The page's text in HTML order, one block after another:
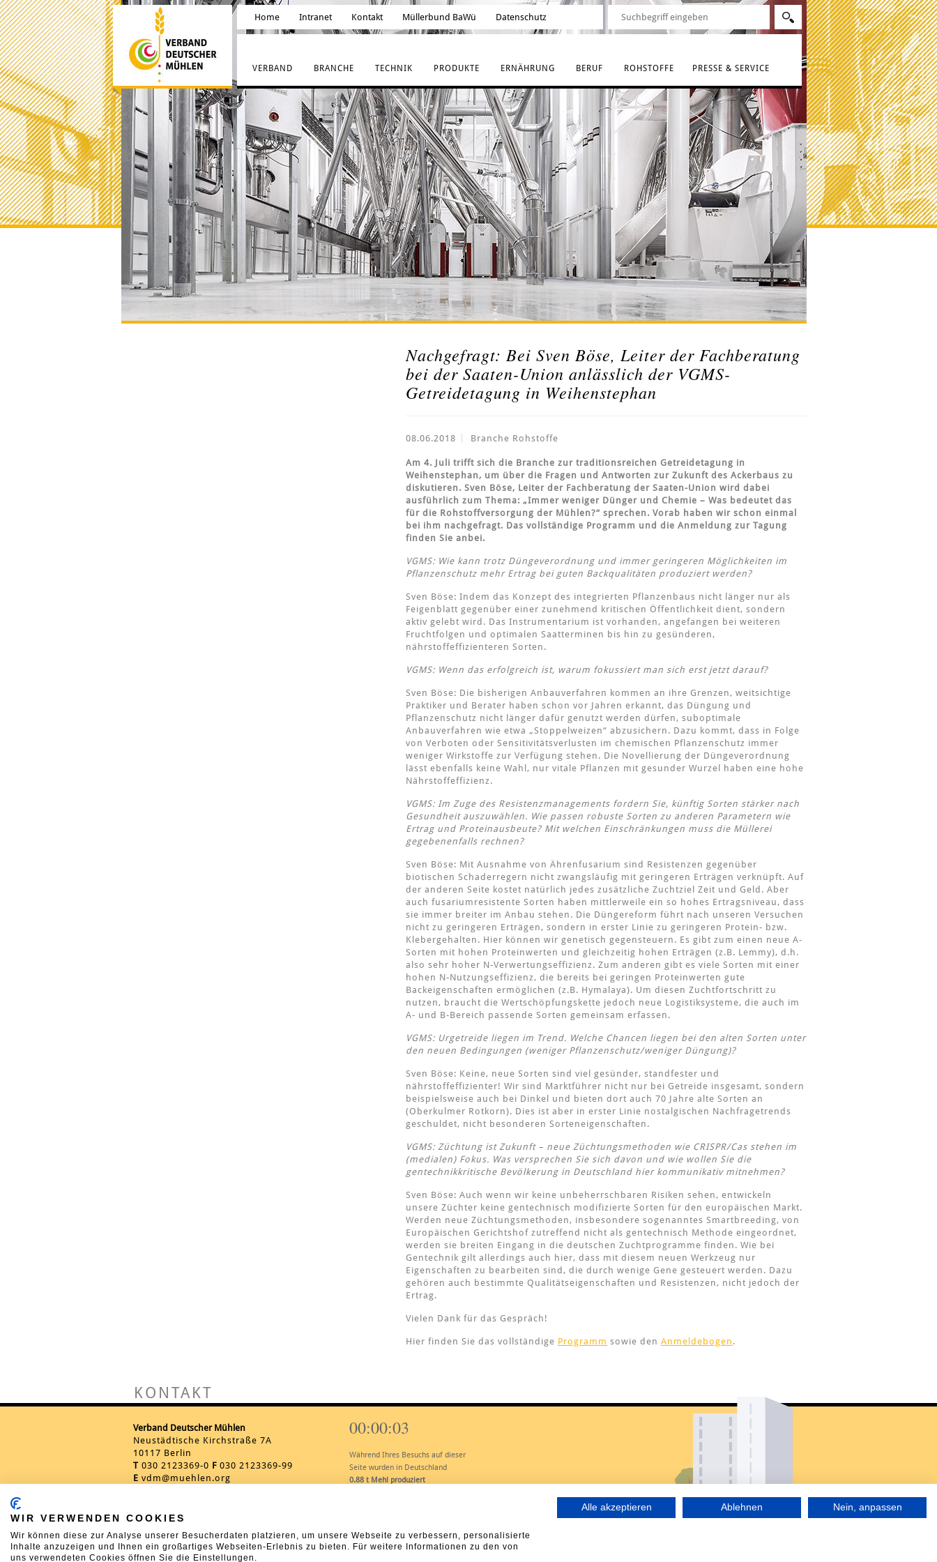
Home Intranet Kontakt Müllerbund BaWü Datenschutz
VERBAND BRANCHE TECHNIK PRODUKTE ERNÄHRUNG BERUF ROHSTOFFE PRESSE & SERVICE
Nachgefragt: Bei Sven Böse, Leiter der Fachberatung
bei der Saaten-Union anlässlich der VGMS-
Getreidetagung in Weihenstephan
08.06.2018 Branche Rohstoffe
Am 4. Juli trifft sich die Branche zur traditionsreichen Getreidetagung in
Weihenstephan, um über die Fragen und Antworten zur Zukunft des Ackerbaus zu
diskutieren. Sven Böse, Leiter der Fachberatung der Saaten-Union wird dabei
ausführlich zum Thema: „Immer weniger Dünger und Chemie – Was bedeutet das
für die Rohstoffversorgung der Mühlen?“ sprechen. Vorab haben wir schon einmal
bei ihm nachgefragt. Das vollständige Programm und die Anmeldung zur Tagung
finden Sie anbei.
VGMS: Wie kann trotz Düngeverordnung und immer geringeren Möglichkeiten im
Pflanzenschutz mehr Ertrag bei guten Backqualitäten produziert werden?
Sven Böse: Indem das Konzept des integrierten Pflanzenbaus nicht länger nur als
Feigenblatt gegenüber einer zunehmend kritischen Öffentlichkeit dient, sondern
aktiv gelebt wird. Das Instrumentarium ist vorhanden, angefangen bei weiteren
Fruchtfolgen und optimalen Saatterminen bis hin zu gesünderen,
nährstoffeffizienteren Sorten.
VGMS: Wenn das erfolgreich ist, warum fokussiert man sich erst jetzt darauf?
Sven Böse: Die bisherigen Anbauverfahren kommen an ihre Grenzen, weitsichtige
Praktiker und Berater haben schon vor Jahren erkannt, das Düngung und
Pflanzenschutz nicht länger dafür genutzt werden dürfen, suboptimale
Anbauverfahren wie etwa „Stoppelweizen“ abzusichern. Dazu kommt, dass in Folge
von Verboten oder Sensitivitätsverlusten im chemischen Pflanzenschutz immer
weniger Wirkstoffe zur Verfügung stehen. Die Novellierung der Düngeverordnung
lässt ebenfalls keine Wahl, nur vitale Pflanzen mit gesunder Wurzel haben eine hohe
Nährstoffeffizienz.
VGMS: Im Zuge des Resistenzmanagements fordern Sie, künftig Sorten stärker nach
Gesundheit auszuwählen. Wie passen robuste Sorten zu anderen Parametern wie
Ertrag und Proteinausbeute? Mit welchen Einschränkungen muss die Müllerei
gegebenenfalls rechnen?
Sven Böse: Mit Ausnahme von Ährenfusarium sind Resistenzen gegenüber
biotischen Schaderregern nicht zwangsläufig mit geringeren Erträgen verknüpft. Auf
der anderen Seite kostet natürlich jedes zusätzliche Zuchtziel Zeit und Geld. Aber
auch fusariumresistente Sorten haben mittlerweile ein so hohes Ertragsniveau, dass
sie immer breiter im Anbau stehen. Die Düngereform führt nach unseren Versuchen
nicht zu geringeren Erträgen, sondern in erster Linie zu geringeren Protein- bzw.
Klebergehalten. Hier können wir genetisch gegensteuern. Es gibt zum einen neue A-
Sorten mit hohen Proteinwerten und gleichzeitig hohen Erträgen (z.B. Lemmy), d.h.
also sehr hoher N-Verwertungseffizienz. Zum anderen gibt es viele Sorten mit einer
hohen N-Nutzungseffizienz, die bereits bei geringen Proteinwerten gute
Backeigenschaften ermöglichen (z.B. Hymalaya). Um diesen Zuchtfortschritt zu
nutzen, braucht die Wertschöpfungskette jedoch neue Logistiksysteme, die auch im
A- und B-Bereich passende Sorten gemeinsam erfassen.
VGMS: Urgetreide liegen im Trend. Welche Chancen liegen bei den alten Sorten unter
den neuen Bedingungen (weniger Pflanzenschutz/weniger Düngung)?
Sven Böse: Keine, neue Sorten sind viel gesünder, standfester und
nährstoffeffizienter! Wir sind Marktführer nicht nur bei Getreide insgesamt, sondern
beispielsweise auch bei Dinkel und bieten dort auch 70 Jahre alte Sorten an
(Oberkulmer Rotkorn). Dies ist aber in erster Linie nostalgischen Nachfragetrends
geschuldet, nicht besonderen Sorteneigenschaften.
VGMS: Züchtung ist Zukunft – neue Züchtungsmethoden wie CRISPR/Cas stehen im
(medialen) Fokus. Was versprechen Sie sich davon und wie wollen Sie die
gentechnikkritische Bevölkerung in Deutschland hier kommunikativ mitnehmen?
Sven Böse: Auch wenn wir keine unbeherrschbaren Risiken sehen, entwickeln
unsere Züchter keine gentechnisch modifizierte Sorten für den europäischen Markt.
Werden neue Züchtungsmethoden, insbesondere sogenanntes Smartbreeding, von
Europäischen Gerichtshof zutreffend nicht als gentechnisch Methode eingeordnet,
werden sie breiten Eingang in die deutschen Zuchtprogramme finden. Wie bei
Gentechnik gilt allerdings auch hier, dass mit diesem neuen Werkzeug nur
Eigenschaften zu bearbeiten sind, die durch wenige Gene gesteuert werden. Dazu
gehören auch bestimmte Qualitätseigenschaften und Resistenzen, nicht jedoch der
Ertrag.
Vielen Dank für das Gespräch!
Hier finden Sie das vollständige Programm sowie den Anmeldebogen .
KONTAKT
Verband Deutscher Mühlen
Neustädtische Kirchstraße 7A
10117 Berlin
T 030 2123369-0 F 030 2123369-99
E vdm@muehlen.org
00:00:04
Während Ihres Besuchs auf dieser
Seite wurden in Deutschland
1.10 t Mehl produziert
WIR VERWENDEN COOKIES
Wir können diese zur Analyse unserer Besucherdaten platzieren, um unsere Webseite zu verbessern, personalisierte
Inhalte anzuzeigen und Ihnen ein großartiges Webseiten-Erlebnis zu bieten. Für weitere Informationen zu den von
uns verwendeten Cookies öffnen Sie die Einstellungen.
Alle akzeptieren Ablehnen Nein, anpassen